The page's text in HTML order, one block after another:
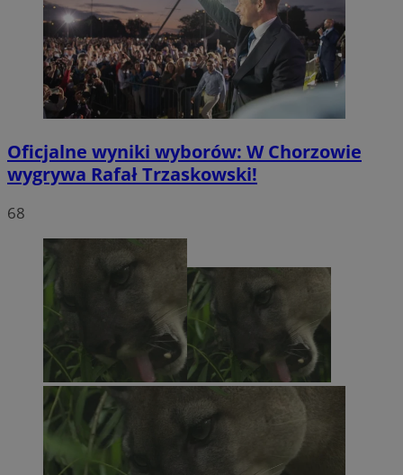
Oficjalne wyniki wyborów: W Chorzowie
wygrywa Rafał Trzaskowski!
68